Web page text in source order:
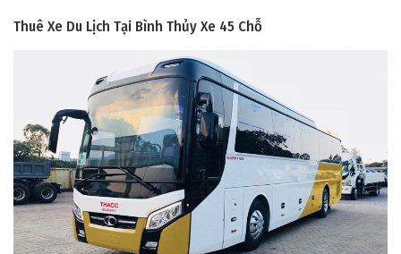
Thuê Xe Du Lịch Tại Bình Thủy Xe 45 Chỗ